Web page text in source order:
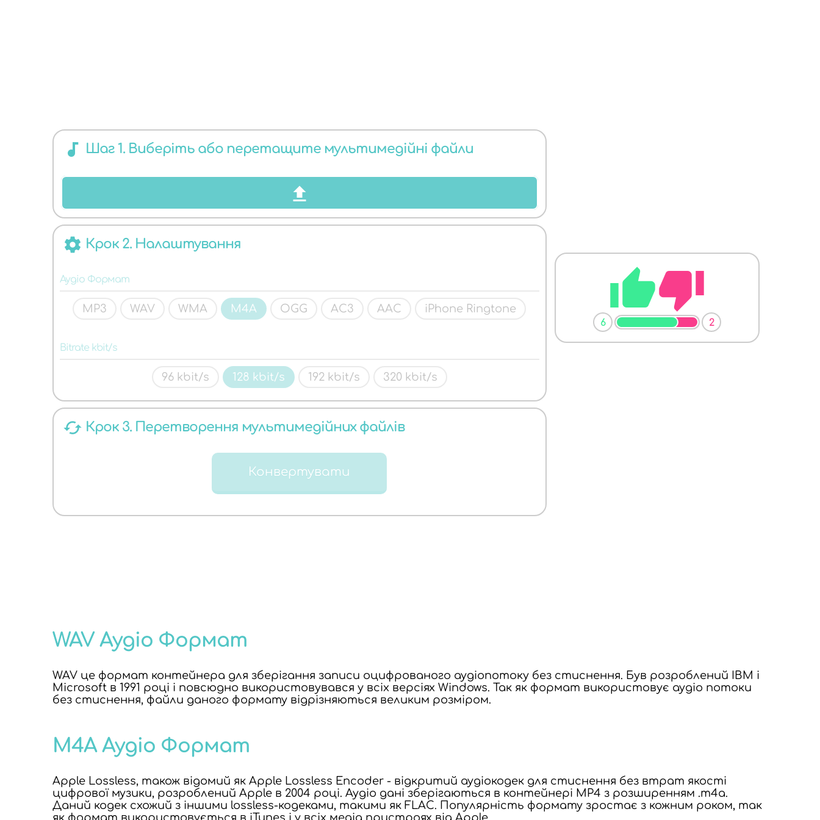
ДЛЯ БУДЬ-
ЯКИХ
АУДІО
ФОРМАТІВ
audiotrack Шаг 1. Виберіть або перетащите мультимедійні файли
settings Крок 2. Налаштування
Аудіо Формат
MP3 WAV WMA M4A OGG AC3 AAC iPhone Ringtone
Bitrate kbit/s
96 kbit/s 128 kbit/s 192 kbit/s 320 kbit/s
cached Крок 3. Перетворення мультимедійних файлів
Конвертувати
thumb_upthumb_down
6 2
WAV Аудіо Формат
WAV це формат контейнера для зберігання записи оцифрованого аудіопотоку без стиснення. Був розроблений IBM і
Microsoft в 1991 році і повсюдно використовувався у всіх версіях Windows. Так як формат використовує аудіо потоки
без стиснення, файли даного формату відрізняються великим розміром.
M4A Аудіо Формат
Apple Lossless, також відомий як Apple Lossless Encoder - відкритий аудіокодек для стиснення без втрат якості
цифрової музики, розроблений Apple в 2004 році. Аудіо дані зберігаються в контейнері MP4 з розширенням .m4a.
Даний кодек схожий з іншими lossless-кодеками, такими як FLAC. Популярність формату зростає з кожним роком, так
як формат використовується в iTunes і у всіх медіа пристроях від Apple.